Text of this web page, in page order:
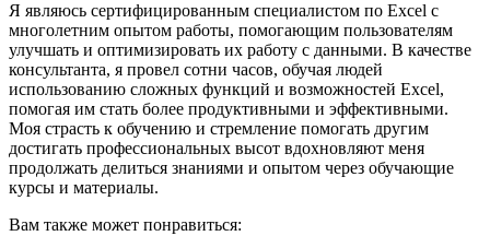
Я являюсь сертифицированным специалистом по Excel с
многолетним опытом работы, помогающим пользователям
улучшать и оптимизировать их работу с данными. В качестве
консультанта, я провел сотни часов, обучая людей
использованию сложных функций и возможностей Excel,
помогая им стать более продуктивными и эффективными.
Моя страсть к обучению и стремление помогать другим
достигать профессиональных высот вдохновляют меня
продолжать делиться знаниями и опытом через обучающие
курсы и материалы.
Вам также может понравиться: